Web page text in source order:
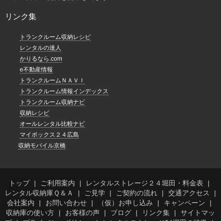
リンク集
トランクルーム収納レシピ
レンタルの達人
かりるなら.com
e不動産情報
トランクルームＮＡＶＩ
トランクルーム情報インデックス
トランクルーム収納ナビ
収納レシピ
オールレンタル比較ナビ
マイボックス２４広島
収納モバイル京橋
トップ ご利用案内
レンタルストレージ２４堀田・料金表
レンタル収納庫Ｑ＆Ａ
ご見学 ご契約の流れ
交通アクセス
会社案内
お問い合わせ （仮）お申し込み
キャンペーン
収納庫の使い方
お客様の声 ブログ リンク集
サイトマッ